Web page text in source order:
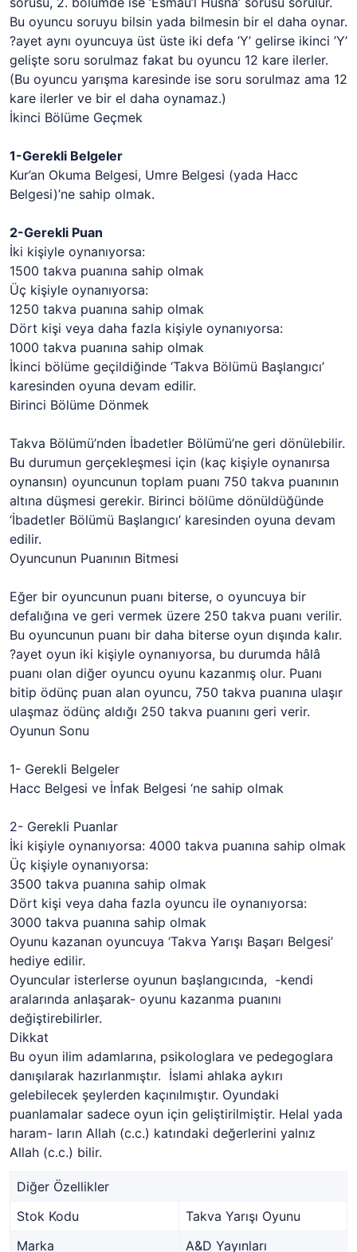
Bu oyuncu soruyu bilsin yada bilmesin bir el daha oynar.
?ayet aynı oyuncuya üst üste iki defa ’Y’ gelirse ikinci ’Y’
gelişte soru sorulmaz fakat bu oyuncu 12 kare ilerler.
(Bu oyuncu yarışma karesinde ise soru sorulmaz ama 12
kare ilerler ve bir el daha oynamaz.)
İkinci Bölüme Geçmek
1-Gerekli Belgeler
Kur’an Okuma Belgesi, Umre Belgesi (yada Hacc
Belgesi)’ne sahip olmak.
2-Gerekli Puan
İki kişiyle oynanıyorsa:
1500 takva puanına sahip olmak
Üç kişiyle oynanıyorsa:
1250 takva puanına sahip olmak
Dört kişi veya daha fazla kişiyle oynanıyorsa:
1000 takva puanına sahip olmak
İkinci bölüme geçildiğinde ‘Takva Bölümü Başlangıcı’
karesinden oyuna devam edilir.
Birinci Bölüme Dönmek
Takva Bölümü’nden İbadetler Bölümü’ne geri dönülebilir.
Bu durumun gerçekleşmesi için (kaç kişiyle oynanırsa
oynansın) oyuncunun toplam puanı 750 takva puanının
altına düşmesi gerekir. Birinci bölüme dönüldüğünde
‘İbadetler Bölümü Başlangıcı’ karesinden oyuna devam
edilir.
Oyuncunun Puanının Bitmesi
Eğer bir oyuncunun puanı biterse, o oyuncuya bir
defalığına ve geri vermek üzere 250 takva puanı verilir.
Bu oyuncunun puanı bir daha biterse oyun dışında kalır.
?ayet oyun iki kişiyle oynanıyorsa, bu durumda hâlâ
puanı olan diğer oyuncu oyunu kazanmış olur. Puanı
bitip ödünç puan alan oyuncu, 750 takva puanına ulaşır
ulaşmaz ödünç aldığı 250 takva puanını geri verir.
Oyunun Sonu
1- Gerekli Belgeler
Hacc Belgesi ve İnfak Belgesi ‘ne sahip olmak
2- Gerekli Puanlar
İki kişiyle oynanıyorsa: 4000 takva puanına sahip olmak
Üç kişiyle oynanıyorsa:
3500 takva puanına sahip olmak
Dört kişi veya daha fazla oyuncu ile oynanıyorsa:
3000 takva puanına sahip olmak
Oyunu kazanan oyuncuya ‘Takva Yarışı Başarı Belgesi’
hediye edilir.
Oyuncular isterlerse oyunun başlangıcında, -kendi
aralarında anlaşarak- oyunu kazanma puanını
değiştirebilirler.
Dikkat
Bu oyun ilim adamlarına, psikologlara ve pedegoglara
danışılarak hazırlanmıştır. İslami ahlaka aykırı
gelebilecek şeylerden kaçınılmıştır. Oyundaki
puanlamalar sadece oyun için geliştirilmiştir. Helal yada
haram- ların Allah (c.c.) katındaki değerlerini yalnız
Allah (c.c.) bilir.
Diğer Özellikler
Stok Kodu
Takva Yarışı Oyunu
Marka
A&D Yayınları